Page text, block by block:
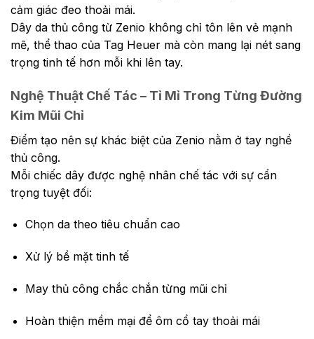
cảm giác đeo thoải mái.
Dây da thủ công từ Zenio không chỉ tôn lên vẻ mạnh
mẽ, thể thao của Tag Heuer mà còn mang lại nét sang
trọng tinh tế hơn mỗi khi lên tay.
Nghệ Thuật Chế Tác – Tỉ Mỉ Trong Từng Đường
Kim Mũi Chỉ
Điểm tạo nên sự khác biệt của Zenio nằm ở tay nghề
thủ công.
Mỗi chiếc dây được nghệ nhân chế tác với sự cẩn
trọng tuyệt đối:
Chọn da theo tiêu chuẩn cao
Xử lý bề mặt tinh tế
May thủ công chắc chắn từng mũi chỉ
Hoàn thiện mềm mại để ôm cổ tay thoải mái